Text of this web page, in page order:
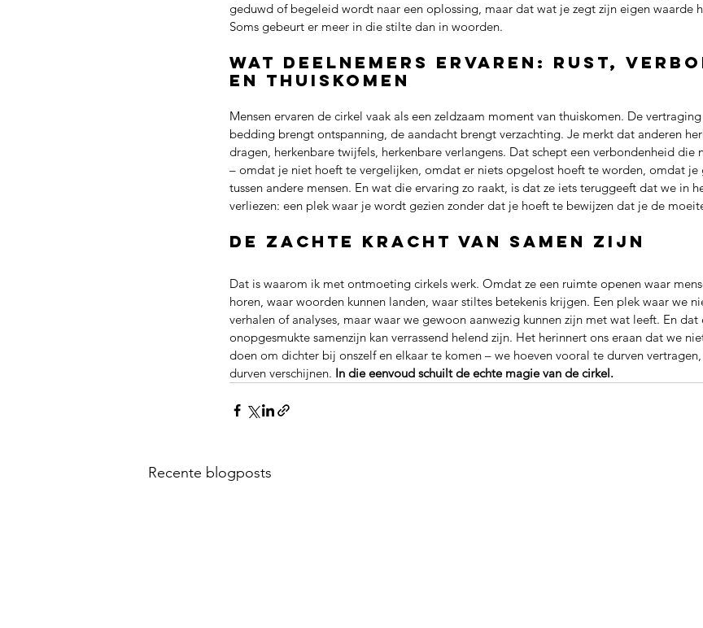
geduwd of begeleid wordt naar een oplossing, maar dat wat je zegt zijn eigen waarde
Soms gebeurt er meer in die stilte dan in woorden.
Wat deelnemers ervaren: rust,
en thuiskomen
Mensen ervaren de cirkel vaak als een zeldzaam moment van thuiskomen. De
bedding brengt ontspanning, de aandacht brengt verzachting. Je merkt dat anderen
dragen, herkenbare twijfels, herkenbare verlangens. Dat schept een verbondenheid die
– omdat je niet hoeft te vergelijken, omdat er niets opgelost hoeft te worden, omdat je
tussen andere mensen. En wat die ervaring zo raakt, is dat ze iets teruggeeft dat we in
verliezen: een plek waar je wordt gezien zonder dat je hoeft te bewijzen dat je de
De zachte kracht van samen zijn
Dat is waarom ik met ontmoeting cirkels werk. Omdat ze een ruimte openen waar
horen, waar woorden kunnen landen, waar stiltes betekenis krijgen. Een plek waar we
verhalen of analyses, maar waar we gewoon aanwezig kunnen zijn met wat leeft. En dat
onopgesmukte samenzijn kan verrassend helend zijn. Het herinnert ons eraan dat we
doen om dichter bij onszelf en elkaar te komen – we hoeven vooral te durven
durven verschijnen. In die eenvoud schuilt de echte magie van de cirkel.
Recente blogposts